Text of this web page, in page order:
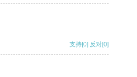
支持[0] 反对[0]